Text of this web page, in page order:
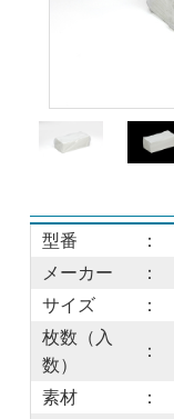
型番 ：
メーカー
：
サイズ
：
枚数（入
数）
：
素材 ：